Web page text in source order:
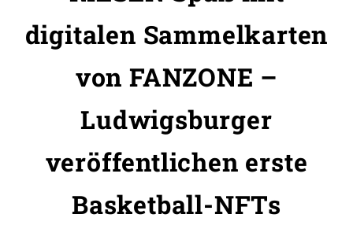
digitalen Sammelkarten
von FANZONE –
Ludwigsburger
veröffentlichen erste
Basketball-NFTs